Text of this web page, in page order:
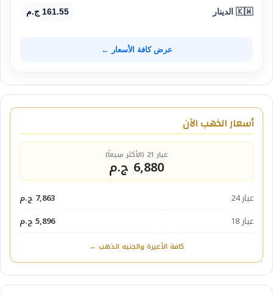
🇰🇼 الدينار 161.55 ج.م
عرض كافة الأسعار ←
أسعار الذهب الآن
عيار 21 (الأكثر مبيعاً)
6,880 ج.م
عيار 24
7,863 ج.م
عيار 18
5,896 ج.م
كافة الأعيرة والجنيه الذهب ←